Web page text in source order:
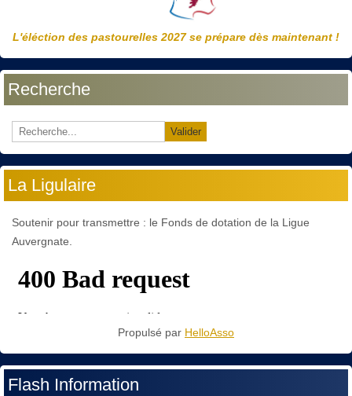
L'éléction des pastourelles 2027 se prépare dès maintenant !
Recherche
Valider
La Ligulaire
Soutenir pour transmettre : le Fonds de dotation de la Ligue
Auvergnate.
Propulsé par HelloAsso
Flash Information